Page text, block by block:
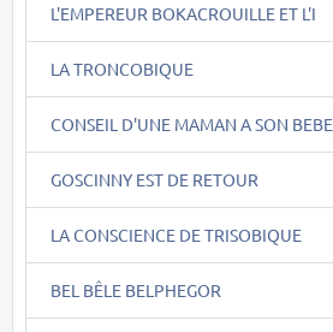
L'EMPEREUR BOKACROUILLE ET L'I
LA TRONCOBIQUE
CONSEIL D'UNE MAMAN A SON BEBE
GOSCINNY EST DE RETOUR
LA CONSCIENCE DE TRISOBIQUE
BEL BÊLE BELPHEGOR